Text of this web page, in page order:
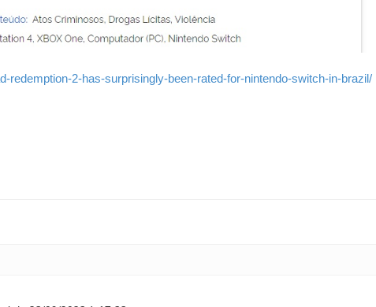
redemption-2-has-surprisingly-been-rated-for-nintendo-switch-in-brazil/